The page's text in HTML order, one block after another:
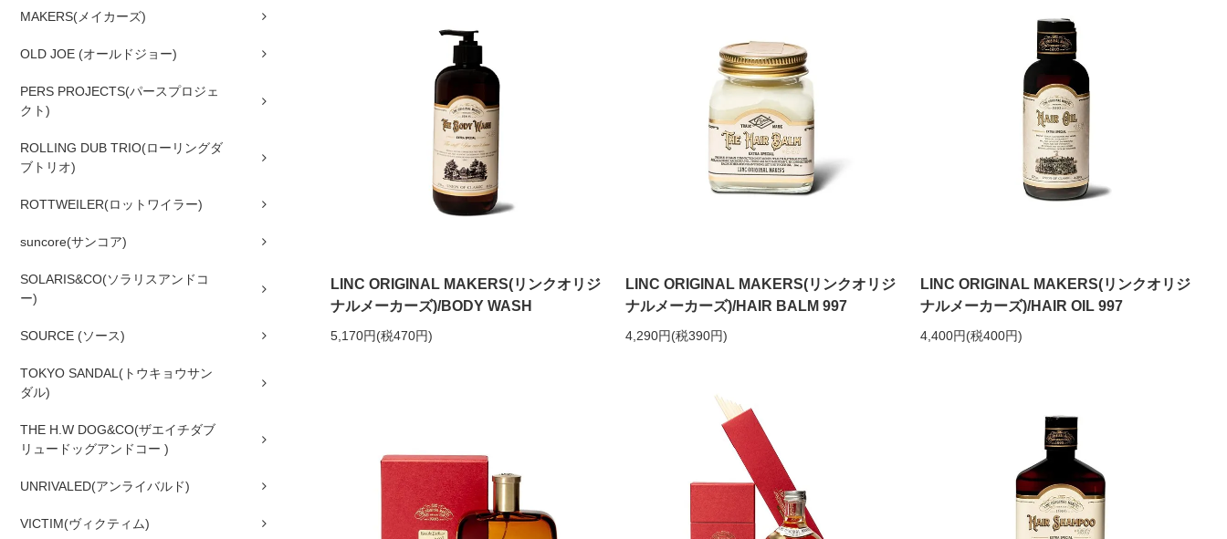
MAKERS(メイカーズ)
OLD JOE (オールドジョー)
PERS PROJECTS(パースプロジェ
クト)
ROLLING DUB TRIO(ローリングダ
ブトリオ)
ROTTWEILER(ロットワイラー)
suncore(サンコア)
SOLARIS&CO(ソラリスアンドコ
ー)
SOURCE (ソース)
TOKYO SANDAL(トウキョウサン
ダル)
THE H.W DOG&CO(ザエイチダブ
リュードッグアンドコー )
UNRIVALED(アンライバルド)
VICTIM(ヴィクティム)
LINC ORIGINAL MAKERS(リンクオリジ
ナルメーカーズ)/BODY WASH
5,170円(税470円)
LINC ORIGINAL MAKERS(リンクオリジ
ナルメーカーズ)/HAIR BALM 997
4,290円(税390円)
LINC ORIGINAL MAKERS(リンクオリジ
ナルメーカーズ)/HAIR OIL 997
4,400円(税400円)